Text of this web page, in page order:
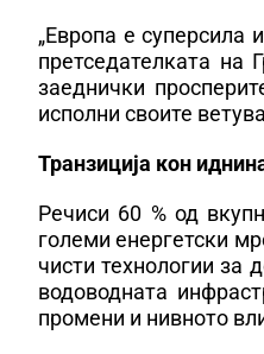
„Европа е
претседателката на
заеднички
исполни своите
Транзиција кон
Речиси 60 % од
големи енергетски
чисти технологии за
водоводната
промени и нивното